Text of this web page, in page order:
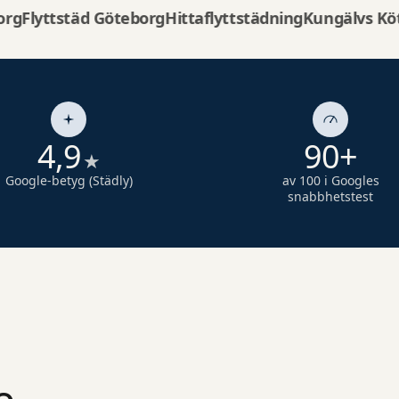
GöteborgHittaflyttstädningKungälvs Kött & Chark
4,9★
Google-betyg (Städly)
90+
av 100 i Googles
snabbhetstest